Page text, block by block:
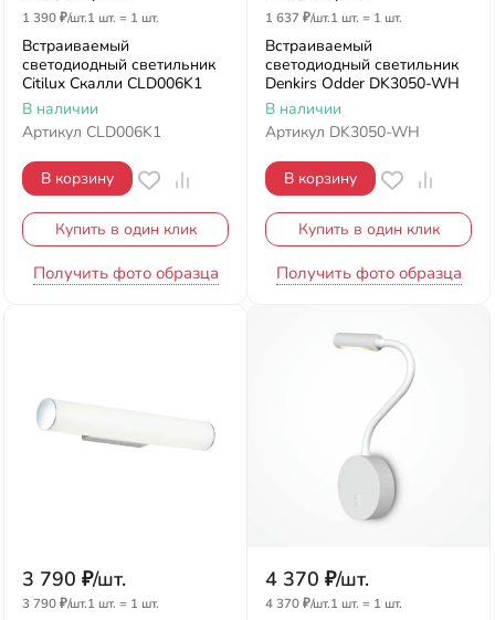
1 390₽/шт.1 шт. = 1 шт.
Встраиваемый
светодиодный светильник
Citilux Скалли CLD006K1
В наличии
Артикул CLD006K1
В корзину
Купить в один клик
Получить фото образца
1 637₽/шт.1 шт. = 1 шт.
Встраиваемый
светодиодный светильник
Denkirs Odder DK3050-WH
В наличии
Артикул DK3050-WH
В корзину
Купить в один клик
Получить фото образца
3 790 ₽/шт.
3 790₽/шт.1 шт. = 1 шт.
4 370 ₽/шт.
4 370₽/шт.1 шт. = 1 шт.